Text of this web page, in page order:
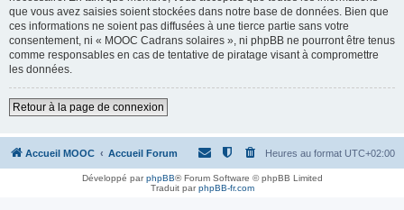
que vous avez saisies soient stockées dans notre base de données. Bien que
ces informations ne soient pas diffusées à une tierce partie sans votre
consentement, ni « MOOC Cadrans solaires », ni phpBB ne pourront être tenus
comme responsables en cas de tentative de piratage visant à compromettre
les données.
Retour à la page de connexion
Accueil MOOC Accueil Forum Heures au format UTC+02:00
Développé parphpBB® Forum Software © phpBB Limited
Traduit parphpBB-fr.com